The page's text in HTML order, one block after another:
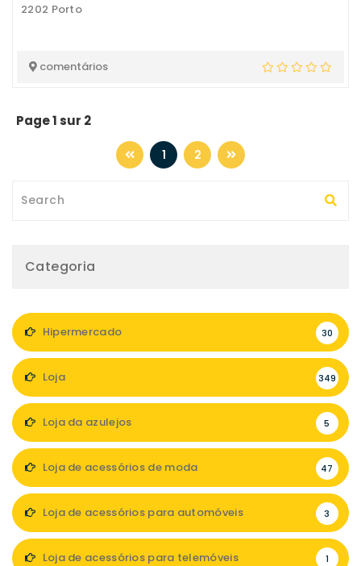
2202 Porto
comentários
Page 1 sur 2
1 2
Categoria
Hipermercado 30
Loja 349
Loja da azulejos 5
Loja de acessórios de moda 47
Loja de acessórios para automóveis 3
Loja de acessórios para telemóveis 1